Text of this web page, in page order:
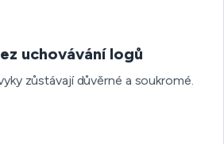
uchovávání logů
zůstávají důvěrné a soukromé.